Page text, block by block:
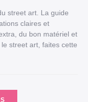
street art. La guide
claires et
du bon matériel et
street art, faites cette